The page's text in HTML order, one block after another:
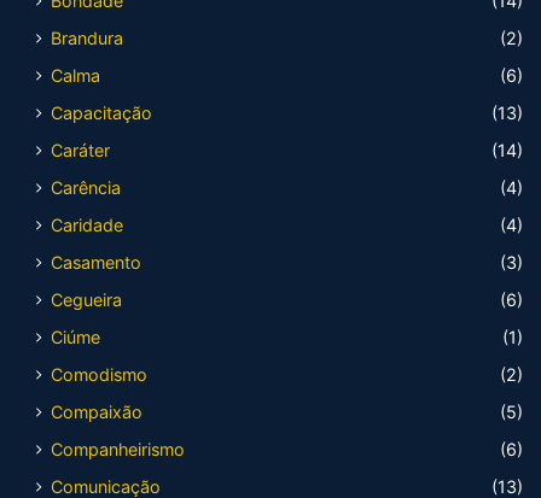
Brandura
(2)
Calma
(6)
Capacitação
(13)
Caráter
(14)
Carência
(4)
Caridade
(4)
Casamento
(3)
Cegueira
(6)
Ciúme
(1)
Comodismo
(2)
Compaixão
(5)
Companheirismo
(6)
Comunicação
(13)